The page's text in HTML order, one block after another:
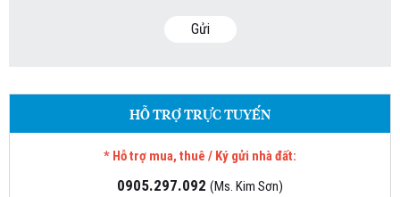
Gửi
HỖ TRỢ TRỰC TUYẾN
* Hỗ trợ mua, thuê / Ký gửi nhà đất:
0905.297.092 (Ms. Kim Sơn)